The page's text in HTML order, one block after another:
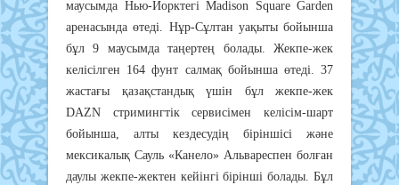
маусымда Нью-Йорктегі Madison Square Garden
аренасында өтеді. Нұр-Сұлтан уақыты бойынша
бұл 9 маусымда таңертең болады. Жекпе-жек
келісілген 164 фунт салмақ бойынша өтеді. 37
жастағы қазақстандық үшін бұл жекпе-жек
DAZN стримингтік сервисімен келісім-шарт
бойынша, алты кездесудің біріншісі және
мексикалық Сауль «Канело» Альвареспен болған
даулы жекпе-жектен кейінгі бірінші болады. Бұл